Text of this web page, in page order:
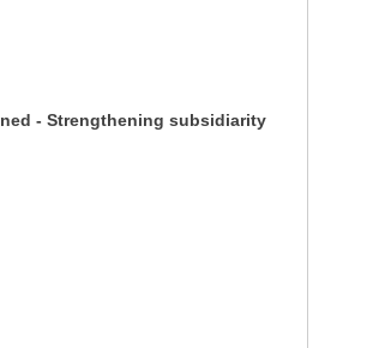
- Strengthening subsidiarity